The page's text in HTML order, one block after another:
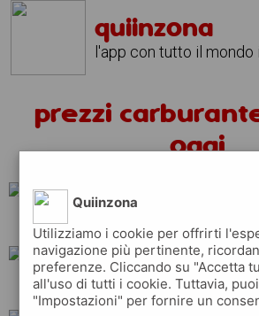
quiinzona
l'app con tutto il mondo
prezzi
oggi
api
total tamoil
Quiinzona
Utilizziamo i cookie per offrirti
navigazione più pertinente,
preferenze. Cliccando su "Accetta
all'uso di tutti i cookie. Tuttavia,
"Impostazioni" per fornire un